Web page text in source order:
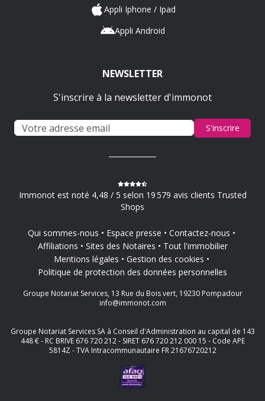
Appli Iphone / Ipad
Appli Android
NEWSLETTER
S'inscrire à la newsletter d'immonot
S'inscrire
Immonot est noté 4,48 / 5 selon 19 579 avis clients Trusted
Shops
Qui sommes-nous Espace presse
Contactez-nous
Affiliations
Sites des Notaires
Tout l'immobilier
Mentions légales
Gestion des cookies
Politique de protection des données personnelles
Groupe Notariat Services, 13 Rue du Bois vert, 19230 Pompadour
info@immonot.com
Groupe Notariat Services SA à Conseil d'Administration au capital de 143
448 € - RC BRIVE 676 720 212 - SIRET 676 720 212 000 15 - Code APE
5814Z - TVA Intracommunautaire FR 21676720212